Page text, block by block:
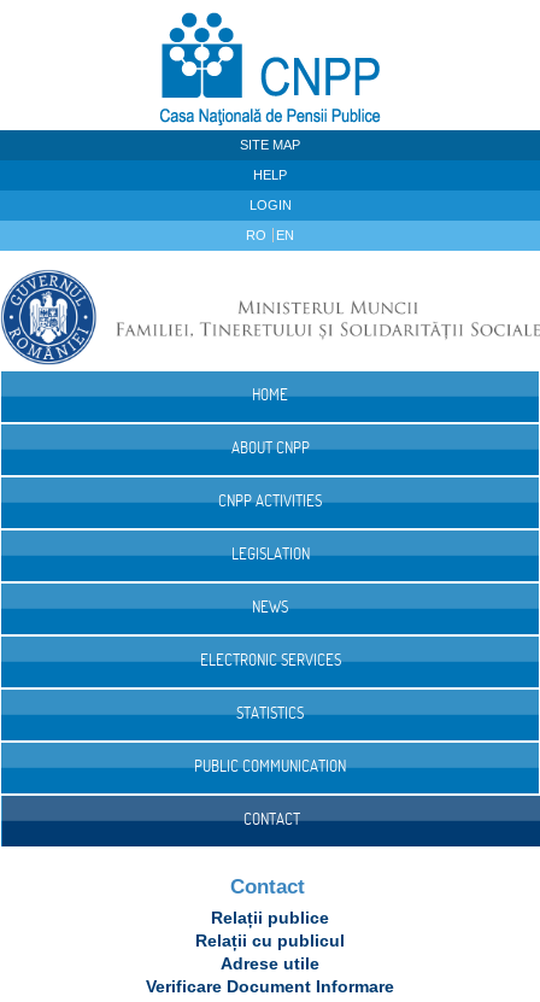
SITE MAP
HELP
LOGIN
RO EN
HOME
ABOUT CNPP
CNPP ACTIVITIES
LEGISLATION
NEWS
ELECTRONIC SERVICES
STATISTICS
PUBLIC COMMUNICATION
CONTACT
Contact
Relații publice
Relații cu publicul
Adrese utile
Verificare Document Informare